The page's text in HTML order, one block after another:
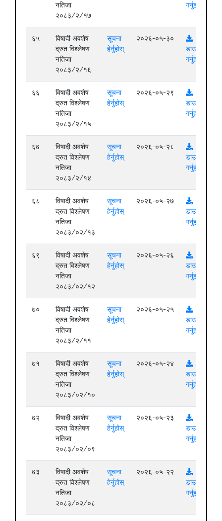
नतिजा
२०८३/२/१७
गर्नुहोस्
६५
विषादी अवशेष
द्रुत विश्लेषण
नतिजा
२०८३/२/१६
सूचना
हेर्नुहोस्
२०२६-०५-३०
डाउनलोड
गर्नुहोस्
६६
विषादी अवशेष
द्रुत विश्लेषण
नतिजा
२०८३/२/१५
सूचना
हेर्नुहोस्
२०२६-०५-२९
डाउनलोड
गर्नुहोस्
६७
विषादी अवशेष
द्रुत विश्लेषण
नतिजा
२०८३/२/१४
सूचना
हेर्नुहोस्
२०२६-०५-२८
डाउनलोड
गर्नुहोस्
६८
विषादी अवशेष
द्रुत विश्लेषण
नतिजा
२०८३/०२/१३
सूचना
हेर्नुहोस्
२०२६-०५-२७
डाउनलोड
गर्नुहोस्
६९
विषादी अवशेष
द्रुत विश्लेषण
नतिजा
२०८३/०२/१२
सूचना
हेर्नुहोस्
२०२६-०५-२६
डाउनलोड
गर्नुहोस्
७०
विषादी अवशेष
द्रुत विश्लेषण
नतिजा
२०८३/२/११
सूचना
हेर्नुहोस्
२०२६-०५-२५
डाउनलोड
गर्नुहोस्
७१
विषादी अवशेष
द्रुत विश्लेषण
नतिजा
२०८३/०२/१०
सूचना
हेर्नुहोस्
२०२६-०५-२४
डाउनलोड
गर्नुहोस्
७२
विषादी अवशेष
द्रुत विश्लेषण
नतिजा
२०८३/०२/०९
सूचना
हेर्नुहोस्
२०२६-०५-२३
डाउनलोड
गर्नुहोस्
७३
विषादी अवशेष
द्रुत विश्लेषण
नतिजा
२०८३/०२/०८
सूचना
हेर्नुहोस्
२०२६-०५-२२
डाउनलोड
गर्नुहोस्